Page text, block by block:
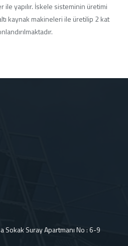
ile yapılır. İskele sisteminin üretimi
kaynak makineleri ile üretilip 2 kat
Sokak Suray Apartmanı No : 6-9